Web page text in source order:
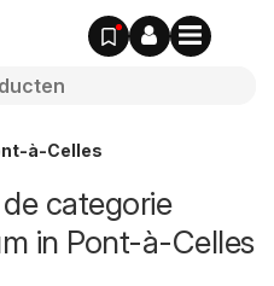
à-Celles
categorie
in Pont-à-Celles